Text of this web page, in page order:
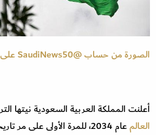
الصورة من حساب @SaudiNews50 على موقع إكس
أعلنت المملكة العربية السعودية نيتها
العالمعام 2034، للمرة الأولى على مر تاريخها.